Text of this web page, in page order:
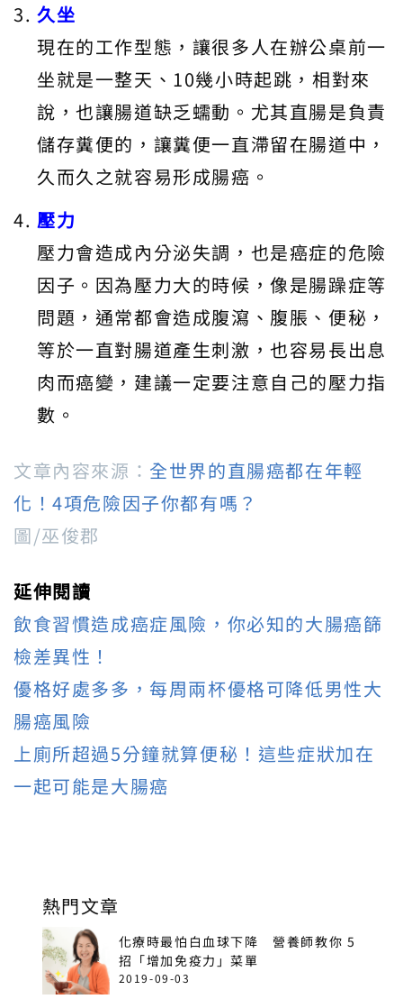
久坐
現在的工作型態，讓很多人在辦公桌前一
坐就是一整天、10幾小時起跳，相對來
說，也讓腸道缺乏蠕動。尤其直腸是負責
儲存糞便的，讓糞便一直滯留在腸道中，
久而久之就容易形成腸癌。
壓力
壓力會造成內分泌失調，也是癌症的危險
因子。因為壓力大的時候，像是腸躁症等
問題，通常都會造成腹瀉、腹脹、便秘，
等於一直對腸道產生刺激，也容易長出息
肉而癌變，建議一定要注意自己的壓力指
數。
文章內容來源： 全世界的直腸癌都在年輕
化！4項危險因子你都有嗎？
圖/巫俊郡
延伸閱讀
飲食習慣造成癌症風險，你必知的大腸癌篩
檢差異性！
優格好處多多，每周兩杯優格可降低男性大
腸癌風險
上廁所超過5分鐘就算便秘！這些症狀加在
一起可能是大腸癌
熱門文章
化療時最怕白血球下降 營養師教你 5
招「增加免疫力」菜單
2019-09-03